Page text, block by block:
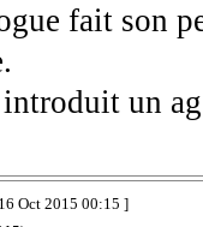
fait son
un
Oct 2015 00:15 ]